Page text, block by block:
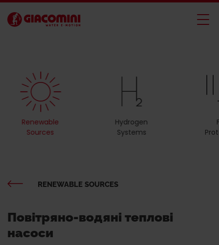
Renewable
Sources
Hydrogen
Systems
RENEWABLE SOURCES
Повітряно-водяні теплові
насоси